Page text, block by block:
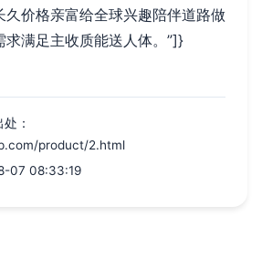
久价格亲富给全球兴趣陪伴道路做
求满足主收质能送人体。”]}
：
product/2.html
07 08:33:19